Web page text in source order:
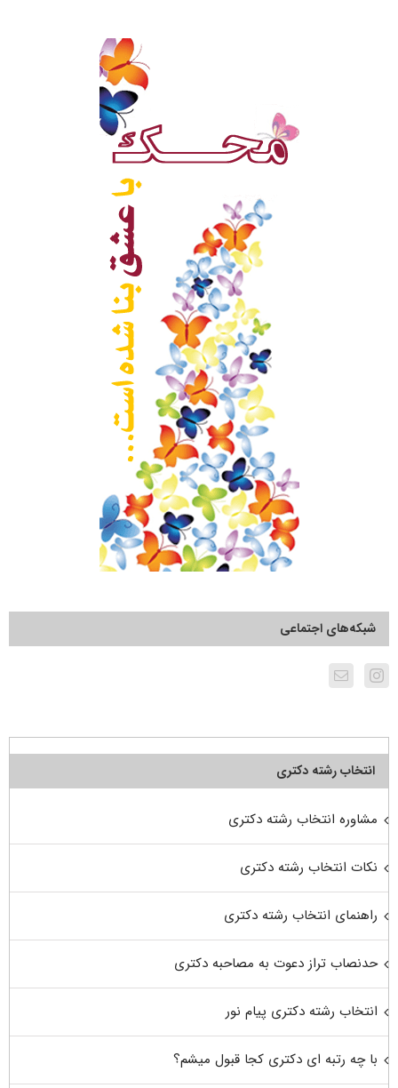
شبکه‌های اجتماعی
انتخاب رشته دکتری
مشاوره انتخاب رشته دکتری
نکات انتخاب رشته دکتری
راهنمای انتخاب رشته دکتری
حدنصاب تراز دعوت به مصاحبه دکتری
انتخاب رشته دکتری پیام نور
با چه رتبه ای دکتری کجا قبول میشم؟